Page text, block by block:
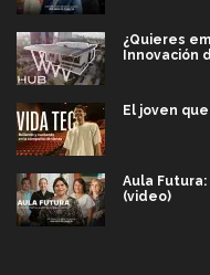
¿Quieres
Innovación
El joven
Aula
(video)